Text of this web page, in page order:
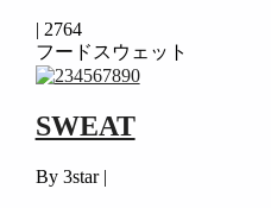
| 2764
フードスウェット
SWEAT
By 3star |